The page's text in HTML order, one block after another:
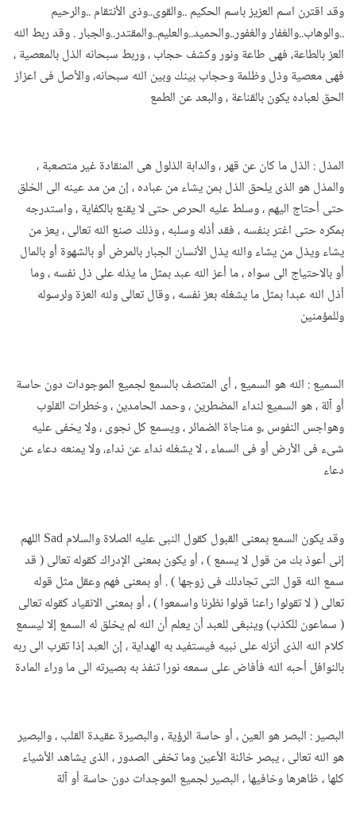
وقد اقترن اسم العزيز باسم الحكيم ..والقوى..وذى الأنتقام ..والرحيم
..والوهاب..والغفار والغفور..والحميد..والعليم..والمقتدر..والجبار . وقد ربط الله
العز بالطاعة، فهى طاعة ونور وكشف حجاب ، وربط سبحانه الذل بالمعصية ،
فهى معصية وذل وظلمة وحجاب بينك وبين الله سبحانه، والأصل فى اعزاز
الحق لعباده يكون بالقناعة ، والبعد عن الطمع
المذل : الذل ما كان عن قهر ، والدابة الذلول هى المنقادة غير متصعبة ،
والمذل هو الذى يلحق الذل بمن يشاء من عباده ، إن من مد عينه الى الخلق
حتى أحتاج اليهم ، وسلط عليه الحرص حتى لا يقنع بالكفاية ، واستدرجه
بمكره حتى اغتر بنفسه ، فقد أذله وسلبه ، وذلك صنع الله تعالى ، يعز من
يشاء ويذل من يشاء والله يذل الأنسان الجبار بالمرض أو بالشهوة أو بالمال
أو بالاحتياج الى سواه ، ما أعز الله عبد بمثل ما يذله على ذل نفسه ، وما
أذل الله عبدا بمثل ما يشغله بعز نفسه ، وقال تعالى ولله العزة ولرسوله
وللمؤمنين
السميع : الله هو السميع ، أى المتصف بالسمع لجميع الموجودات دون حاسة
أو آلة ، هو السميع لنداء المضطرين ، وحمد الحامدين ، وخطرات القلوب
وهواجس النفوس ،و مناجاة الضمائر ، ويسمع كل نجوى ، ولا يخفى عليه
شىء فى الأرض أو فى السماء ، لا يشغله نداء عن نداء، ولا يمنعه دعاء عن
دعاء
وقد يكون السمع بمعنى القبول كقول النبى عليه الصلاة والسلام Sad اللهم
إنى أعوذ بك من قول لا يسمع ) ، أو يكون بمعنى الإدراك كقوله تعالى ( قد
سمع الله قول التى تجادلك فى زوجها ) . أو بمعنى فهم وعقل مثل قوله
تعالى ( لا تقولوا راعنا قولوا نظرنا واسمعوا ) ، أو بمعنى الانقياد كقوله تعالى
( سماعون للكذب) وينبغى للعبد أن يعلم أن الله لم يخلق له السمع إلا ليسمع
كلام الله الذى أنزله على نبيه فيستفيد به الهداية ، إن العبد إذا تقرب الى ربه
بالنوافل أحبه الله فأفاض على سمعه نورا تنفذ به بصيرته الى ما وراء المادة
البصير : البصر هو العين ، أو حاسة الرؤية ، والبصيرة عقيدة القلب ، والبصير
هو الله تعالى ، يبصر خائنة الأعين وما تخفى الصدور ، الذى يشاهد الأشياء
كلها ، ظاهرها وخافيها ، البصير لجميع الموجدات دون حاسة أو آلة